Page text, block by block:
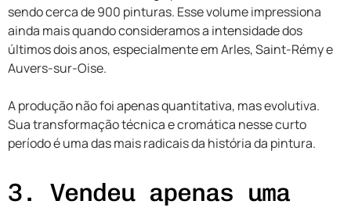
sendo cerca de 900 pinturas. Esse volume impressiona
ainda mais quando consideramos a intensidade dos
últimos dois anos, especialmente em Arles, Saint-Rémy e
Auvers-sur-Oise.
A produção não foi apenas quantitativa, mas evolutiva.
Sua transformação técnica e cromática nesse curto
período é uma das mais radicais da história da pintura.
3. Vendeu apenas uma